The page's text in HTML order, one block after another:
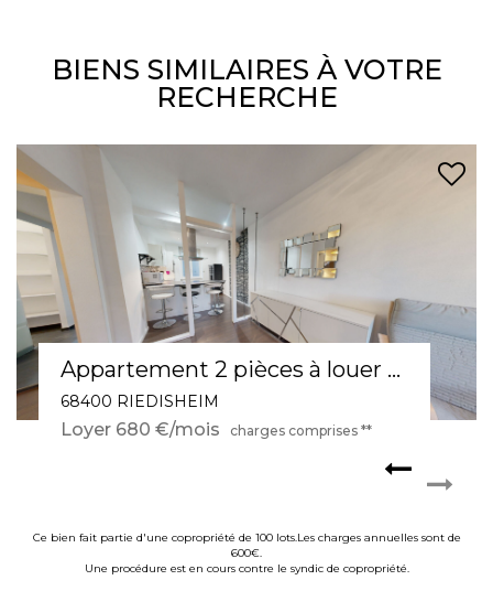
BIENS SIMILAIRES À VOTRE
RECHERCHE
Appartement 3 pièces à louer en rez-de-chaussée à Mulhouse - Réf 566
68100 MULHOUSE
Loyer 590 €/mois charges comprises **
Ce bien fait partie d'une copropriété de 100 lots.Les charges annuelles sont de
600€.
Une procédure est en cours contre le syndic de copropriété.